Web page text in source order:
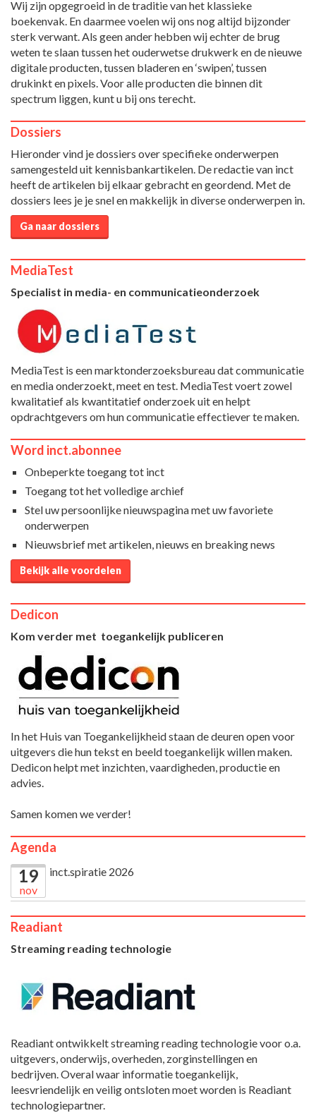
Wij zijn opgegroeid in de traditie van het klassieke
boekenvak. En daarmee voelen wij ons nog altijd bijzonder
sterk verwant. Als geen ander hebben wij echter de brug
weten te slaan tussen het ouderwetse drukwerk en de nieuwe
digitale producten, tussen bladeren en ‘swipen’, tussen
drukinkt en pixels. Voor alle producten die binnen dit
spectrum liggen, kunt u bij ons terecht.
Dossiers
Hieronder vind je dossiers over specifieke onderwerpen
samengesteld uit kennisbankartikelen. De redactie van inct
heeft de artikelen bij elkaar gebracht en geordend. Met de
dossiers lees je je snel en makkelijk in diverse onderwerpen in.
Ga naar dossiers
MediaTest
Specialist in media- en communicatieonderzoek
MediaTest is een marktonderzoeksbureau dat communicatie
en media onderzoekt, meet en test. MediaTest voert zowel
kwalitatief als kwantitatief onderzoek uit en helpt
opdrachtgevers om hun communicatie effectiever te maken.
Word inct.abonnee
Onbeperkte toegang tot inct
Toegang tot het volledige archief
Stel uw persoonlijke nieuwspagina met uw favoriete
onderwerpen
Nieuwsbrief met artikelen, nieuws en breaking news
Bekijk alle voordelen
Dedicon
Kom verder met toegankelijk publiceren
In het Huis van Toegankelijkheid staan de deuren open voor
uitgevers die hun tekst en beeld toegankelijk willen maken.
Dedicon helpt met inzichten, vaardigheden, productie en
advies.
Samen komen we verder!
Agenda
19
nov
inct.spiratie 2026
Readiant
Streaming reading technologie
Readiant ontwikkelt streaming reading technologie voor o.a.
uitgevers, onderwijs, overheden, zorginstellingen en
bedrijven. Overal waar informatie toegankelijk,
leesvriendelijk en veilig ontsloten moet worden is Readiant
technologiepartner.